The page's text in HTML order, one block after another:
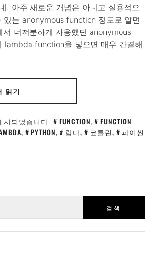
. 아주 새로운 개념은 아니고 실용적으
있는 anonymous function 정도로 알면
서 너저분하게 사용했던 anonymous
lambda function을 넣으면 매우 간결해
읽기
시되었습니다 FUNCTION,
FUNCTION
, PYTHON, 람다, 코틀린,
파이썬